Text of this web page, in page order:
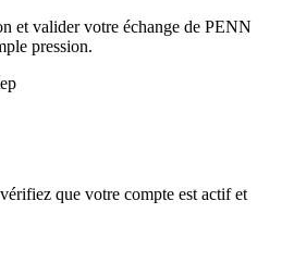
et valider votre échange de PENN
pression.
que votre compte est actif et